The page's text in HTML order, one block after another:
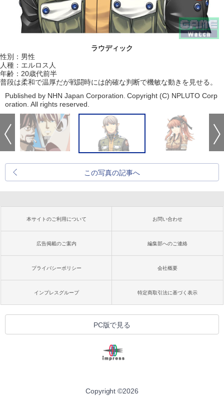
ラウディック
性別：男性
人種：エルロス人
年齢：20歳代前半
普段は柔和で温厚だが戦闘時には的確な判断で機敏な動きを見せる。
Published by NHN Japan Corporation. Copyright (C) NPLUTO Corp
oration. All rights reserved.
この写真の記事へ
本サイトのご利用について お問い合わせ
広告掲載のご案内 編集部へのご連絡
プライバシーポリシー 会社概要
インプレスグループ 特定商取引法に基づく表示
PC版で見る
Copyright ©2026